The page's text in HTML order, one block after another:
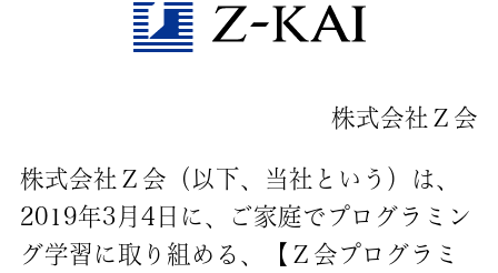
株式会社Ｚ会
株式会社Ｚ会（以下、当社という）は、
2019年3月4日に、ご家庭でプログラミン
グ学習に取り組める、【Ｚ会プログラミ